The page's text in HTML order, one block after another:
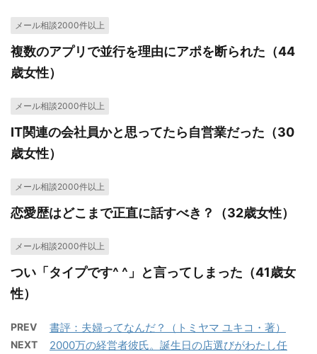
メール相談2000件以上
複数のアプリで並行を理由にアポを断られた（44
歳女性）
メール相談2000件以上
IT関連の会社員かと思ってたら自営業だった（30
歳女性）
メール相談2000件以上
恋愛歴はどこまで正直に話すべき？（32歳女性）
メール相談2000件以上
つい「タイプです^ ^」と言ってしまった（41歳女
性）
PREV 書評：夫婦ってなんだ？（トミヤマ ユキコ・著）
NEXT
2000万の経営者彼氏。誕生日の店選びがわたし任